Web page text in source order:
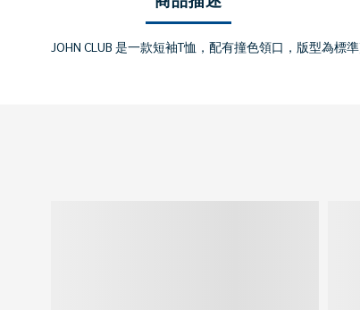
JOHN CLUB 是一款短袖T恤，配有撞色領口，版型為標